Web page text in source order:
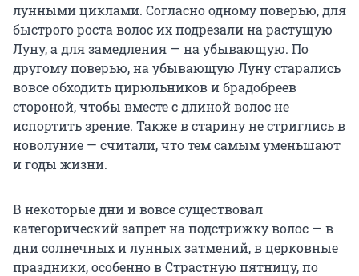
лунными циклами. Согласно одному поверью, для
быстрого роста волос их подрезали на растущую
Луну, а для замедления — на убывающую. По
другому поверью, на убывающую Луну старались
вовсе обходить цирюльников и брадобреев
стороной, чтобы вместе с длиной волос не
испортить зрение. Также в старину не стриглись в
новолуние — считали, что тем самым уменьшают
и годы жизни.
В некоторые дни и вовсе существовал
категорический запрет на подстрижку волос — в
дни солнечных и лунных затмений, в церковные
праздники, особенно в Страстную пятницу, по